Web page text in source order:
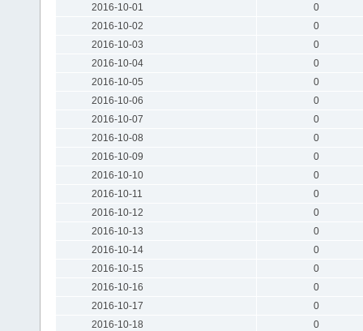
2016-10-01
0
2016-10-02
0
2016-10-03
0
2016-10-04
0
2016-10-05
0
2016-10-06
0
2016-10-07
0
2016-10-08
0
2016-10-09
0
2016-10-10
0
2016-10-11
0
2016-10-12
0
2016-10-13
0
2016-10-14
0
2016-10-15
0
2016-10-16
0
2016-10-17
0
2016-10-18
0